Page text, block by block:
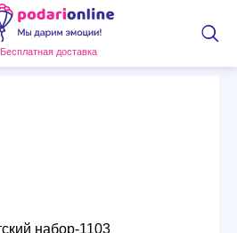
Бесплатная доставка